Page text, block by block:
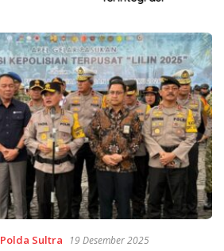
Polda Sultra 19 Desember 2025